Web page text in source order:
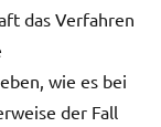
das Verfahren
wie es bei
der Fall